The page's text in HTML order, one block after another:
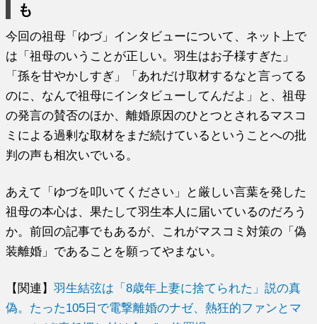
も
今回の祖母「ゆづ」インタビューについて、ネット上で
は「祖母のいうことが正しい。羽生はお子様すぎた」
「孫を甘やかしすぎ」「あれだけ取材するなと言ってる
のに、なんで祖母にインタビューしてんだよ」と、祖母
の発言の賛否のほか、離婚原因のひとつとされるマスコ
ミによる過剰な取材をまだ続けているということへの批
判の声も相次いでいる。
あえて「ゆづを叩いてください」と厳しい言葉を発した
祖母の本心は、果たして羽生本人に届いているのだろう
か。前回の記事でもあるが、これがマスコミ対策の「偽
装離婚」であることを願ってやまない。
【関連】羽生結弦は「8歳年上妻に捨てられた」説の真
偽。たった105日で電撃離婚のナゼ、熱狂的ファンとマ